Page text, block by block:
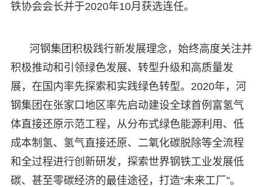
铁协会会长并于2020年10月获选连任。
河钢集团积极践行新发展理念，始终高度关注并
积极推动和引领绿色发展、转型升级和高质量发
展，在国内率先探索和实践绿色转型。2020年，河
钢集团在张家口地区率先启动建设全球首例富氢气
体直接还原示范工程，从分布式绿色能源利用、低
成本制氢、氢气直接还原、二氧化碳脱除等全流程
和全过程进行创新研发，探索世界钢铁工业发展低
碳、甚至零碳经济的最佳途径，打造“未来工厂”。